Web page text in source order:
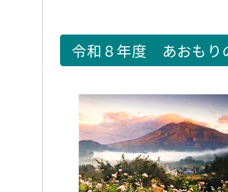
令和８年度 あおもり